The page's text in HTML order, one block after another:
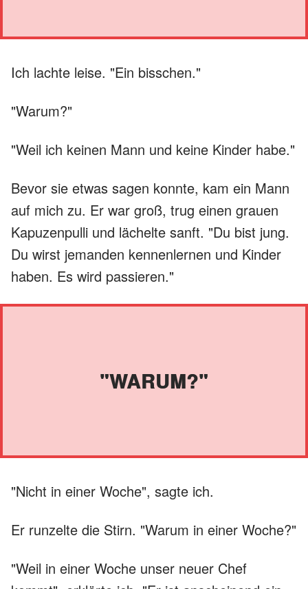
Ich lachte leise. "Ein bisschen."
"Warum?"
"Weil ich keinen Mann und keine Kinder habe."
Bevor sie etwas sagen konnte, kam ein Mann
auf mich zu. Er war groß, trug einen grauen
Kapuzenpulli und lächelte sanft. "Du bist jung.
Du wirst jemanden kennenlernen und Kinder
haben. Es wird passieren."
"WARUM?"
"Nicht in einer Woche", sagte ich.
Er runzelte die Stirn. "Warum in einer Woche?"
"Weil in einer Woche unser neuer Chef